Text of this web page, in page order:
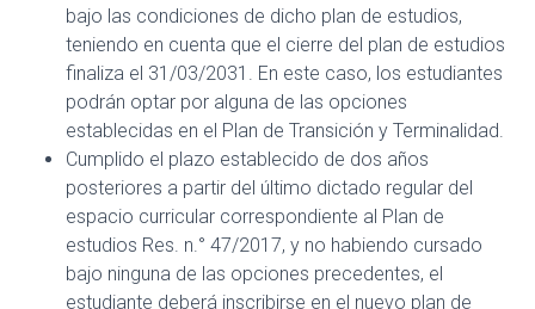
bajo las condiciones de dicho plan de estudios,
teniendo en cuenta que el cierre del plan de estudios
finaliza el 31/03/2031. En este caso, los estudiantes
podrán optar por alguna de las opciones
establecidas en el Plan de Transición y Terminalidad.
Cumplido el plazo establecido de dos años
posteriores a partir del último dictado regular del
espacio curricular correspondiente al Plan de
estudios Res. n.° 47/2017, y no habiendo cursado
bajo ninguna de las opciones precedentes, el
estudiante deberá inscribirse en el nuevo plan de